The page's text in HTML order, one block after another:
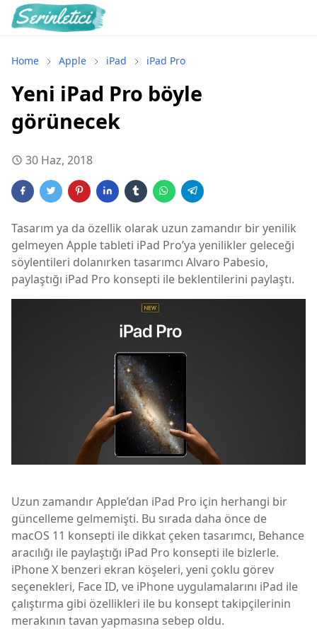
Home Apple iPad iPad Pro
Yeni iPad Pro böyle
görünecek
30 Haz, 2018
Tasarım ya da özellik olarak uzun zamandır bir yenilik
gelmeyen Apple tableti iPad Pro’ya yenilikler geleceği
söylentileri dolanırken tasarımcı Alvaro Pabesio,
paylaştığı iPad Pro konsepti ile beklentilerini paylaştı.
Uzun zamandır Apple’dan iPad Pro için herhangi bir
güncelleme gelmemişti. Bu sırada daha önce de
macOS 11 konsepti ile dikkat çeken tasarımcı, Behance
aracılığı ile paylaştığı iPad Pro konsepti ile bizlerle.
iPhone X benzeri ekran köşeleri, yeni çoklu görev
seçenekleri, Face ID, ve iPhone uygulamalarını iPad ile
çalıştırma gibi özellikleri ile bu konsept takipçilerinin
merakının tavan yapmasına sebep oldu.